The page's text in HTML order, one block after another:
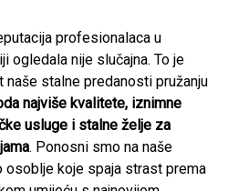
profesionalaca u
ogledala nije slučajna. To je
naše stalne predanosti pružanju
najviše kvalitete, iznimne
usluge i stalne želje za
. Ponosni smo na naše
osoblje koje spaja strast prema